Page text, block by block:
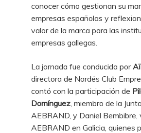
conocer cómo gestionan su
empresas españolas y
valor de la marca para las
empresas gallegas.
La jornada fue conducida por
directora de Nordés Club
contó con la participación de
Domínguez , miembro de la
AEBRAND, y Daniel Bembibre,
AEBRAND en Galicia, quienes